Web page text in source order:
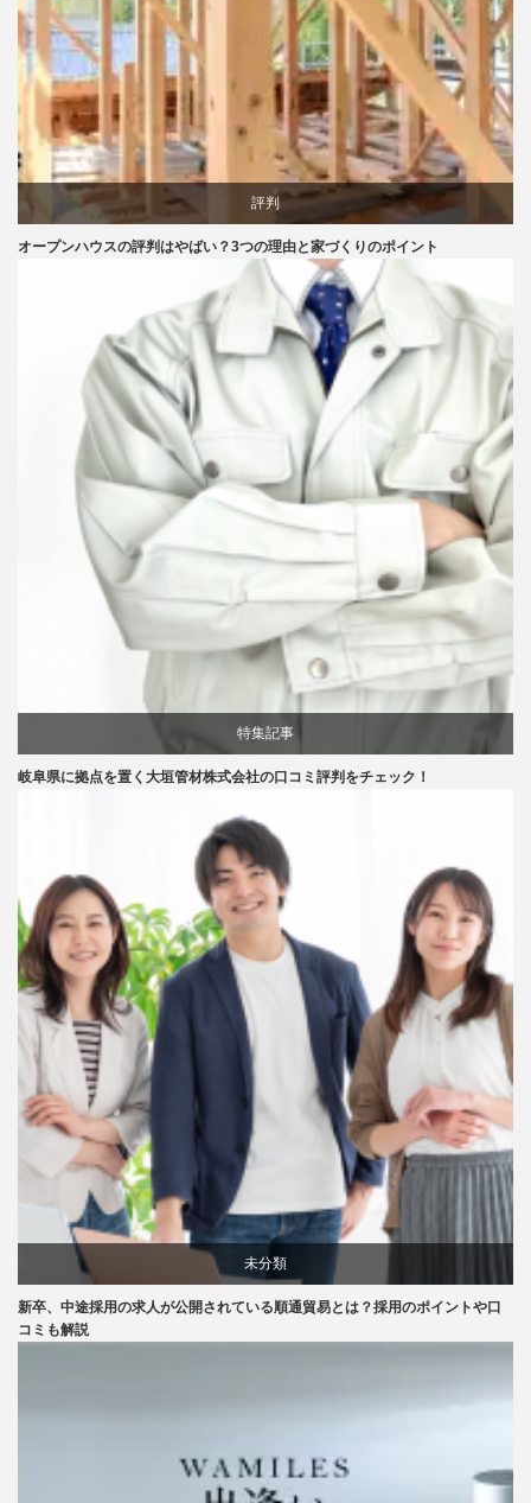
評判
オープンハウスの評判はやばい？3つの理由と家づくりのポイント
特集記事
岐阜県に拠点を置く大垣管材株式会社の口コミ評判をチェック！
未分類
新卒、中途採用の求人が公開されている順通貿易とは？採用のポイントや口
コミも解説